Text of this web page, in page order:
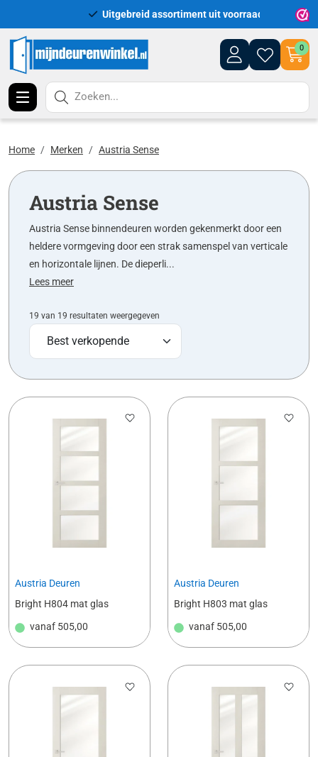
Uitgebreid assortiment uit voorraad leverbaar
0
Zoeken...
Home Merken Austria Sense
Austria Sense
Austria Sense binnendeuren worden gekenmerkt door een
heldere vormgeving door een strak samen­spel van verticale
en horizontale lijnen. De dieperli...
Lees meer
19 van 19 resultaten weergegeven
Austria Deuren
Bright H804 mat glas
vanaf 505,00
Austria Deuren
Bright H803 mat glas
vanaf 505,00